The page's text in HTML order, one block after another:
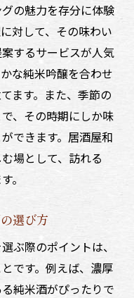
の魅力を存分に体験
対して、その味わい
するサービスが人気
な純米吟醸を合わせ
ます。また、季節の
、その時期にしか味
できます。居酒屋和
場として、訪れる
。
選び方
ぶ際のポイントは、
です。例えば、濃厚
純米酒がぴったりで